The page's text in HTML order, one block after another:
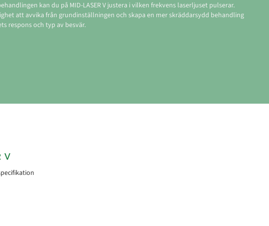
kan du på MID-LASER V justera i vilken frekvens laserljuset pulserar.
att avvika från grundinställningen och skapa en mer skräddarsydd behandling
respons och typ av besvär.
V